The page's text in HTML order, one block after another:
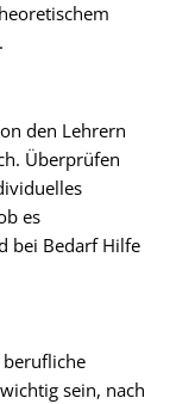
den Lehrern
Überprüfen
es
bei Bedarf Hilfe
berufliche
sein, nach